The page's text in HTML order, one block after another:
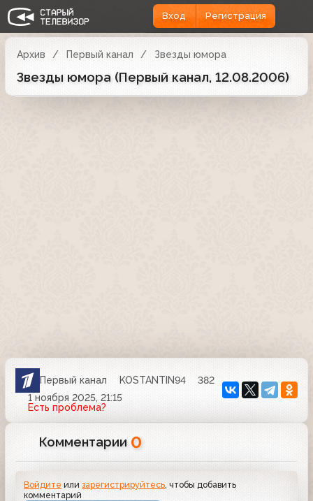
Вход Регистрация
Архив Первый канал Звезды юмора
Звезды юмора (Первый канал, 12.08.2006)
Первый канал KOSTANTIN94
382
1 ноября 2025, 21:15
Есть проблема?
Комментарии 0
Войдите илизарегистрируйтесь , чтобы добавить
комментарий